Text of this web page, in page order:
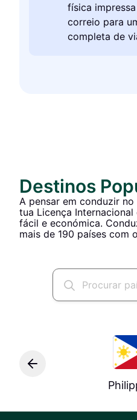
física
correio para
completa de
Destinos
A pensar em conduzir
tua Licença
fácil e económica.
mais de 190 países com